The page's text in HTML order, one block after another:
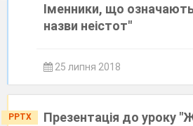
Іменники, що
назви неістот"
25 липня 2018
PPTX
Презентація до уроку